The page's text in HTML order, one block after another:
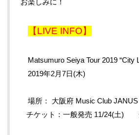
お楽しみに！
【LIVE INFO】
Matsumuro Seiya Tour 2019 “City
2019年2月7日(木)
場所： 大阪府 Music Club JANUS
チケット：一般発売 11/24(土)